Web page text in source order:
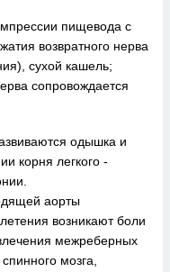
пищевода с
возвратного нерва
сухой кашель;
сопровождается
одышка и
корня легкого -
аорты
возникают боли
межреберных
мозга,